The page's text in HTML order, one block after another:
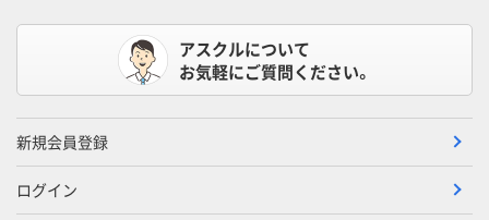
アスクルについて
お気軽にご質問ください。
新規会員登録
ログイン